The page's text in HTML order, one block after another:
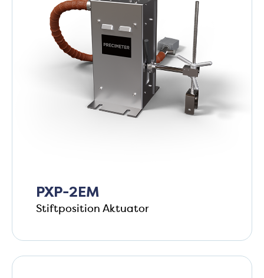
PXP-2EM
Stiftposition Aktuator